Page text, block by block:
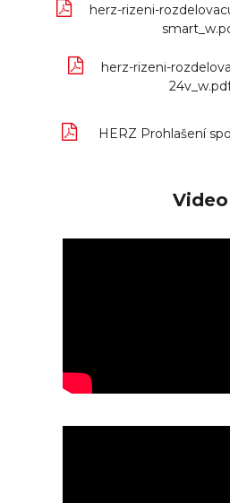
herz-rizeni-
herz-rizeni-
HERZ Prohlašení
Video